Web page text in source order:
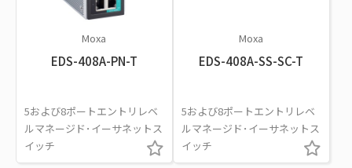
Moxa
EDS-408A-PN-T
5および8ポートエントリレベ
ルマネージド･イーサネットス
イッチ
Moxa
EDS-408A-SS-SC-T
5および8ポートエントリレベ
ルマネージド･イーサネットス
イッチ